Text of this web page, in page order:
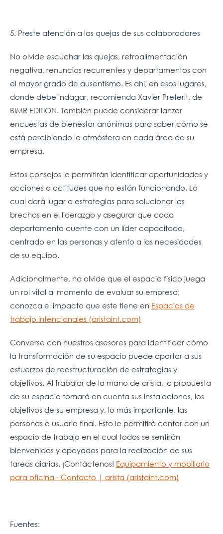
5. Preste atención a las quejas de sus colaboradores
No olvide escuchar las quejas, retroalimentación
negativa, renuncias recurrentes y departamentos con
el mayor grado de ausentismo. Es ahí, en esos lugares,
donde debe indagar, recomienda Xavier Preterit, de
BIMR EDITION. También puede considerar lanzar
encuestas de bienestar anónimas para saber cómo se
está percibiendo la atmósfera en cada área de su
empresa.
Estos consejos le permitirán identificar oportunidades y
acciones o actitudes que no están funcionando. Lo
cual dará lugar a estrategias para solucionar las
brechas en el liderazgo y asegurar que cada
departamento cuente con un líder capacitado,
centrado en las personas y atento a las necesidades
de su equipo.
Adicionalmente, no olvide que el espacio físico juega
un rol vital al momento de evaluar su empresa;
conozca el impacto que este tiene en Espacios de
trabajo intencionales (aristaint.com)
Converse con nuestros asesores para identificar cómo
la transformación de su espacio puede aportar a sus
esfuerzos de reestructuración de estrategias y
objetivos. Al trabajar de la mano de arista, la propuesta
de su espacio tomará en cuenta sus instalaciones, los
objetivos de su empresa y, lo más importante, las
personas o usuario final. Esto le permitirá contar con un
espacio de trabajo en el cual todos se sentirán
bienvenidos y apoyados para la realización de sus
tareas diarias. ¡Contáctenos! Equipamiento y mobiliario
para oficina - Contacto | arista (aristaint.com)
Fuentes: